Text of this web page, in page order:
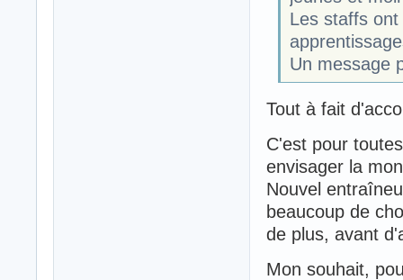
Les staffs
Un message
Tout à fait
C'est pour
envisager la
Nouvel
beaucoup de
de plus, avant
Mon souhait,